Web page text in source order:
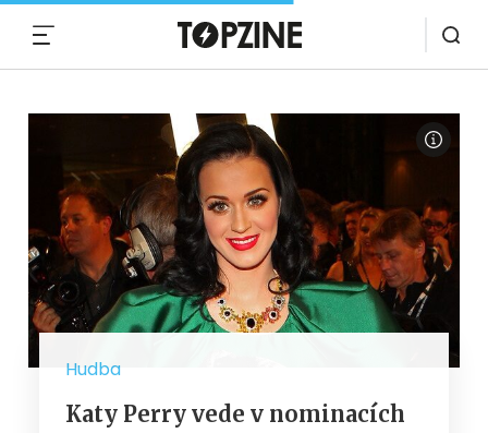
Hudba
Katy Perry vede v nominacích